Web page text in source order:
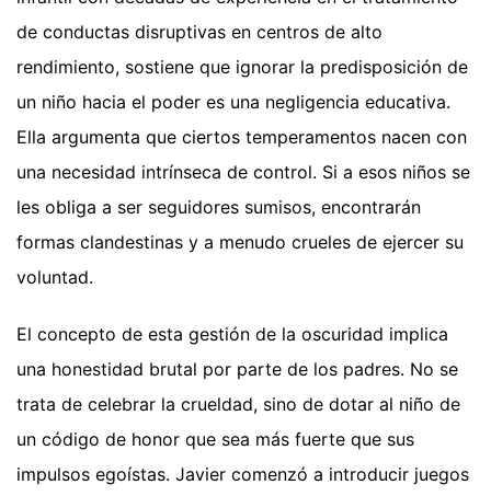
de conductas disruptivas en centros de alto
rendimiento, sostiene que ignorar la predisposición de
un niño hacia el poder es una negligencia educativa.
Ella argumenta que ciertos temperamentos nacen con
una necesidad intrínseca de control. Si a esos niños se
les obliga a ser seguidores sumisos, encontrarán
formas clandestinas y a menudo crueles de ejercer su
voluntad.
El concepto de esta gestión de la oscuridad implica
una honestidad brutal por parte de los padres. No se
trata de celebrar la crueldad, sino de dotar al niño de
un código de honor que sea más fuerte que sus
impulsos egoístas. Javier comenzó a introducir juegos